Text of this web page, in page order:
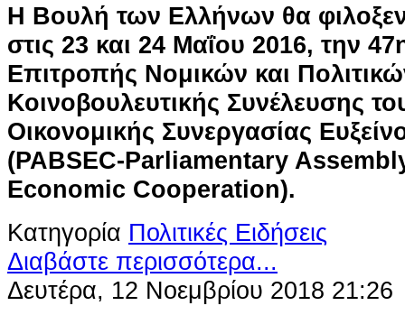
H Βουλή των Ελλήνων θα
στις 23 και 24 Μαΐου 2016, την
Επιτροπής Νομικών και
Κοινοβουλευτικής Συνέλευσης
Οικονομικής Συνεργασίας
(PABSEC-Parliamentary
Economic Cooperation).
Κατηγορία Πολιτικές Ειδήσεις
Διαβάστε περισσότερα...
Δευτέρα, 12 Νοεμβρίου 2018 21:26